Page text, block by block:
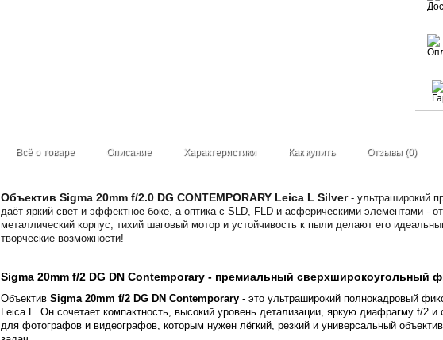
Всё о товаре Описание Характеристики Как купить Отзывы (0)
Объектив Sigma 20mm f/2.0 DG CONTEMPORARY Leica L Silver- ультраширокий
даёт яркий свет и эффектное боке, а оптика с SLD, FLD и асферическими элементами -
металлический корпус, тихий шаговый мотор и устойчивость к пыли делают его
творческие возможности!
Sigma 20mm f/2 DG DN Contemporary - премиальный сверхширокоугольный
Объектив Sigma 20mm f/2 DG DN Contemporary - это ультраширокий полнокадровый
Leica L. Он сочетает компактность, высокий уровень детализации, яркую диафрагму f/2
для фотографов и видеографов, которым нужен лёгкий, резкий и универсальный